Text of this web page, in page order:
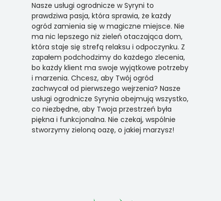
Nasze usługi ogrodnicze w Syryni to
prawdziwa pasja, która sprawia, że każdy
ogród zamienia się w magiczne miejsce. Nie
ma nic lepszego niż zieleń otaczająca dom,
która staje się strefą relaksu i odpoczynku. Z
zapałem podchodzimy do każdego zlecenia,
bo każdy klient ma swoje wyjątkowe potrzeby
i marzenia. Chcesz, aby Twój ogród
zachwycał od pierwszego wejrzenia? Nasze
usługi ogrodnicze Syrynia obejmują wszystko,
co niezbędne, aby Twoja przestrzeń była
piękna i funkcjonalna. Nie czekaj, wspólnie
stworzymy zieloną oazę, o jakiej marzysz!